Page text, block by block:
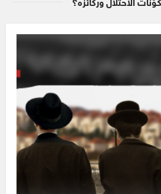
الاحتلال وركائزه؟